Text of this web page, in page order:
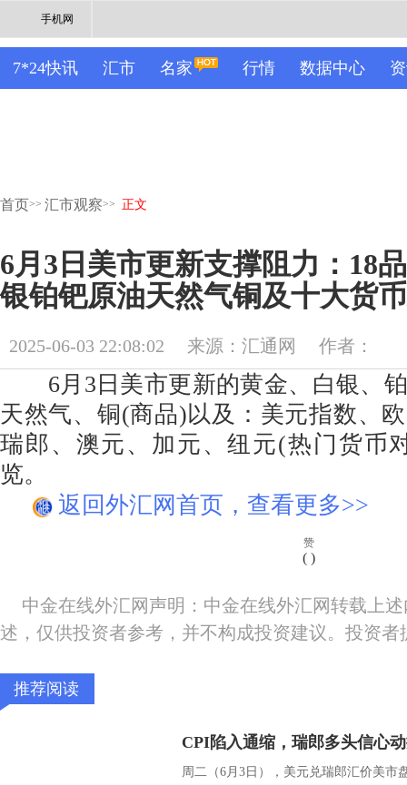
手机网
7*24快讯 汇市 名家 行情 数据中心
首页>> 汇市观察>> 正文
6月3日美市更新支撑阻力：18
银铂钯原油天然气铜及十大货
2025-06-03 22:08:02 来源：汇通网 作者：
6月3日美市更新的黄金、白银、铂
天然气、铜(商品)以及：美元指数、
瑞郎、澳元、加元、纽元(热门货币
览。
返回外汇网首页，查看更多>>
赞
( )
中金在线外汇网声明：中金在线外汇网转载上
述，仅供投资者参考，并不构成投资建议。投资
推荐阅读
CPI陷入通缩，瑞郎多头信心
周二（6月3日），美元兑瑞郎汇价美市